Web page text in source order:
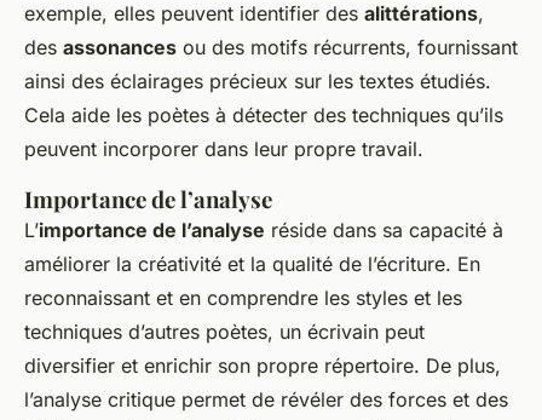
exemple, elles peuvent identifier des alittérations,
des assonances ou des motifs récurrents, fournissant
ainsi des éclairages précieux sur les textes étudiés.
Cela aide les poètes à détecter des techniques qu’ils
peuvent incorporer dans leur propre travail.
Importance de l’analyse
L’importance de l’analyse réside dans sa capacité à
améliorer la créativité et la qualité de l’écriture. En
reconnaissant et en comprendre les styles et les
techniques d’autres poètes, un écrivain peut
diversifier et enrichir son propre répertoire. De plus,
l’analyse critique permet de révéler des forces et des